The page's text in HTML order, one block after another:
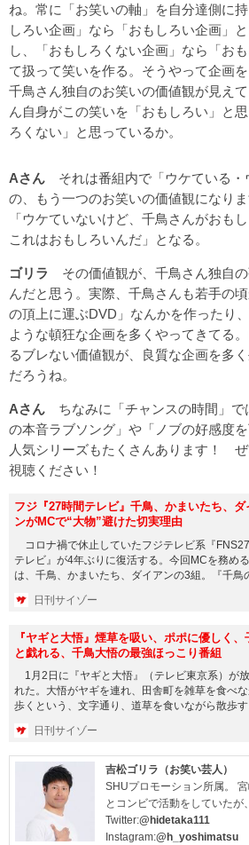
ね。常に「お笑いの軸」を自分達側に
しろい企画」なら「おもしろい企画」
し、「おもしろくない企画」なら「お
て扱って笑いを作る。そうやって企画を
千鳥さん独自のお笑いの価値観が見え
ん自身がこの笑いを「おもしろい」と
ろくない」と思っているか。
Aさん それは番組内で「ウケている・
の、もう一つのお笑いの価値観になりま
「ウケていないけど、千鳥さんがおも
これはおもしろいんだ」となる。
ゴリラ
その価値観が、千鳥さん独自
んだと思う。実際、千鳥さんも若手の
の頂上に運ぶDVD」なんかを作ったり
ような頓狂な企画を多くやってきてる
るブレない価値観が、良質な企画を多
だろうね。
Aさん ちなみに「チャンスの時間」で
の本音ラブソング」や「ノブの好感度を
人気シリーズもたくさんあります！
視聴ください！
フジ『27時間テレビ』千鳥、かまいたち、ダ
ンがMCで“大物”避けた切実理由
コロナ禍で休止していたフジテレビ系『
テレビ』が4年ぶりに復活する。今回MCを務め
は、千鳥、かまいたち、ダイアンの3組。『千鳥
日刊サイゾー
『ヤギと大悟』煙草を吸い、ポポに優しく、
と戯れる、千鳥大悟の最強ほっこり番組
1月2日に『ヤギと大悟』（テレビ東京系）が
れた。大悟がヤギを連れ、田舎町を雑草を食べな
歩くという、文字通り、道草を食いながら散歩す
日刊サイゾー
吉松ゴリラ（お笑い芸人）
SHUプロモーション所属。
とコンビで活動をしていたが
Twitter:@hidetaka111
Instagram:@h_yoshimatsu